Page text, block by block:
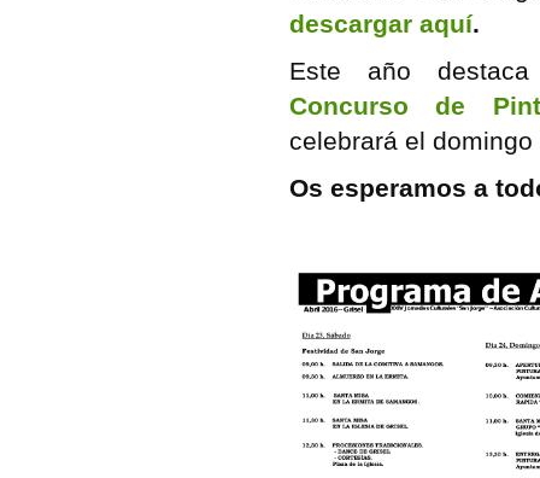
descargar aquí.
Este año
Concurso de
celebrará el domingo
Os esperamos a